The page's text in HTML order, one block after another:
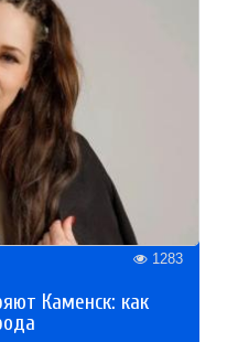
1283
Каменск: как